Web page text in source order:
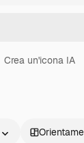
Crea un'icona IA